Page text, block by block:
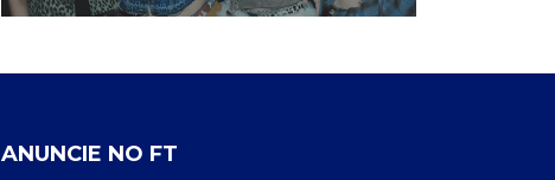
ANUNCIE NO FT